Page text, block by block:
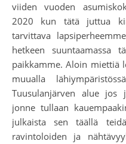
viiden vuoden
2020 kun tätä juttua
tarvittava
hetkeen suuntaamassa
paikkamme. Aloin miettiä
muualla
Tuusulanjärven alue jos
jonne tullaan
julkaista sen täällä
ravintoloiden ja